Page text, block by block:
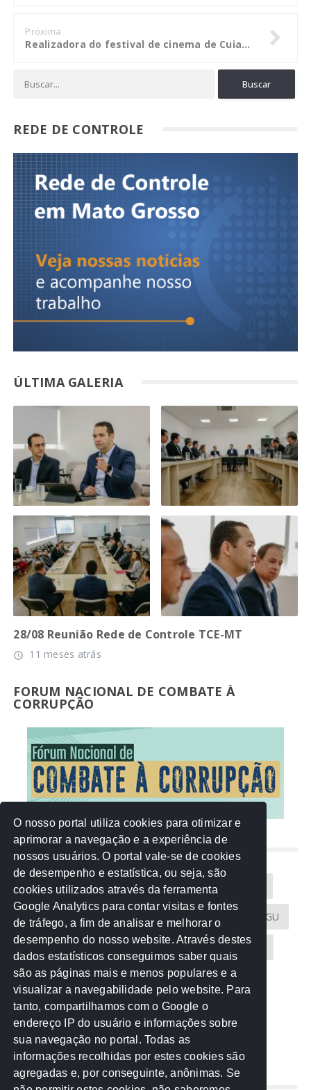
Próxima
Realizadora do festival de cinema de Cuiabá de 2014 terá que devolver R$ 405 mil
REDE DE CONTROLE
ÚLTIMA GALERIA
28/08 Reunião Rede de Controle TCE-MT
access_time 11 meses atrás
FORUM NACIONAL DE COMBATE À
CORRUPÇÃO
NUVEM DE TAGS
Acontece na Rede AGU AMM
Atricon Audicom CAU-MT CGU
CREA-MT Eventos MPC-MT MPE-MT
MPF Notícias PF PGE-MT PGR
Receita Federal Sem categoria
TCE-MT TCU TRE
O nosso portal utiliza cookies para otimizar e
aprimorar a navegação e a experiência de
nossos usuários. O portal vale-se de cookies
de desempenho e estatística, ou seja, são
cookies utilizados através da ferramenta
Google Analytics para contar visitas e fontes
de tráfego, a fim de analisar e melhorar o
desempenho do nosso website. Através destes
dados estatísticos conseguimos saber quais
são as páginas mais e menos populares e a
visualizar a navegabilidade pelo website. Para
tanto, compartilhamos com o Google o
endereço IP do usuário e informações sobre
sua navegação no portal. Todas as
informações recolhidas por estes cookies são
agregadas e, por conseguinte, anônimas. Se